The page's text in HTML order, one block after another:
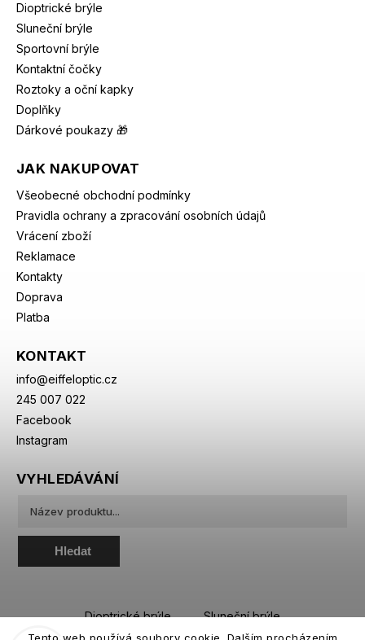
Dioptrické brýle
Sluneční brýle
Sportovní brýle
Kontaktní čočky
Roztoky a oční kapky
Doplňky
Dárkové poukazy 🎁
JAK NAKUPOVAT
Všeobecné obchodní podmínky
Pravidla ochrany a zpracování osobních údajů
Vrácení zboží
Reklamace
Kontakty
Doprava
Platba
KONTAKT
info@eiffeloptic.cz
245 007 022
Facebook
Instagram
VYHLEDÁVÁNÍ
Hledat
Dioptrické brýle
Sluneční brýle